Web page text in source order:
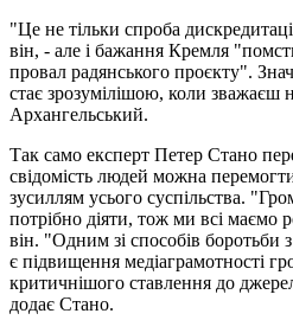
"Це не тільки спроба
він, - але і бажання Кремля
провал радянського проєкту".
стає зрозумілішою, коли зважаєш
Архангельський.
Так само експерт Петер Стано
свідомість людей можна
зусиллям усього суспільства.
потрібно діяти, тож ми всі маємо
він. "Одним зі способів боротьби
є підвищення медіаграмотності
критичнішого ставлення до
додає Стано.